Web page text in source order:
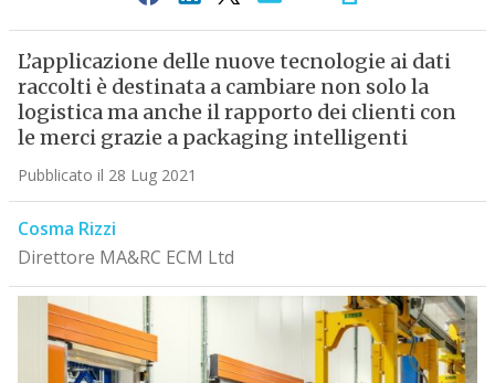
L’applicazione delle nuove tecnologie ai dati
raccolti è destinata a cambiare non solo la
logistica ma anche il rapporto dei clienti con
le merci grazie a packaging intelligenti
Pubblicato il 28 Lug 2021
Cosma Rizzi
Direttore MA&RC ECM Ltd